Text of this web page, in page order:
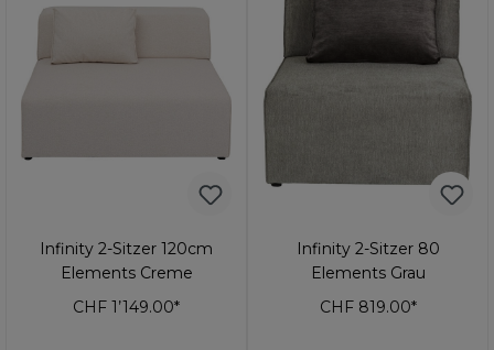
Infinity 2-Sitzer 120cm
Elements Creme
CHF 1’149.00*
Infinity 2-Sitzer 80
Elements Grau
CHF 819.00*